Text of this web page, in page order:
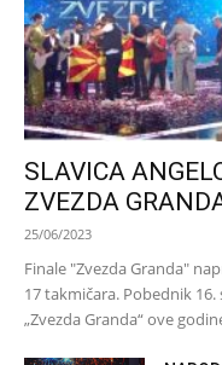
SLAVICA
ZVEZDA
25/06/2023
Finale "Zvezda Granda"
17 takmičara. Pobednik
„Zvezda Granda“ ove